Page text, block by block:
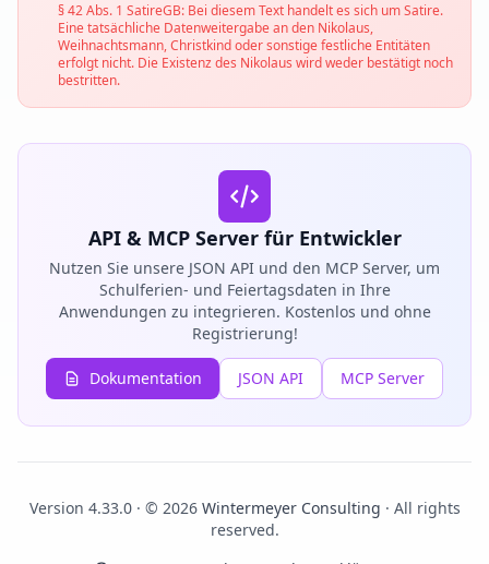
§ 42 Abs. 1 SatireGB: Bei diesem Text handelt es sich um Satire.
Eine tatsächliche Datenweitergabe an den Nikolaus,
Weihnachtsmann, Christkind oder sonstige festliche Entitäten
erfolgt nicht. Die Existenz des Nikolaus wird weder bestätigt noch
bestritten.
API & MCP Server für Entwickler
Nutzen Sie unsere JSON API und den MCP Server, um
Schulferien- und Feiertagsdaten in Ihre
Anwendungen zu integrieren. Kostenlos und ohne
Registrierung!
Dokumentation JSON API MCP Server
Version 4.33.0 · © 2026 Wintermeyer Consulting · All rights
reserved.